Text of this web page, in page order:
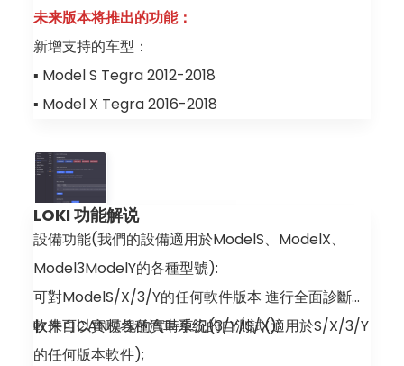
未来版本将推出的功能：
新增支持的车型：
▪ Model S Tegra 2012-2018
▪ Model X Tegra 2016-2018
▪ Model X Intel 2018-2021
Juniper/Highland 车型无证书密钥学习
Model S/X/3/Y 密钥学习
IMMO 学习
安全车型 3/Y/S/X Intel/AMD
完整界面翻译
LOKI 功能解说
設備功能(我們的設備適用於ModelS、ModelX、
Model3ModelY的各種型號):
可對ModelS/X/3/Y的任何軟件版本 進行全面診斷接
收来自CAN模塊的實時車況(3/Y/S/X);
軟件可以實現各種汽車系统的自測試(適用於S/X/3/Y
的任何版本軟件);